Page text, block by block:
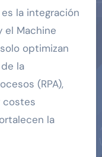
la integración
el Machine
optimizan
la
(RPA),
costes
la